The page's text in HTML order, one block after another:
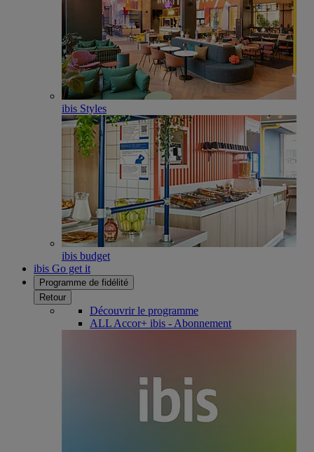
ibis Styles
ibis budget
ibis Go get it
Programme de fidélité
Retour
Découvrir le programme
ALL Accor+ ibis - Abonnement